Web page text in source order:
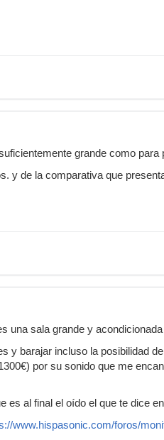
grande como para
y de la comparativa que
una sala grande y
y barajar incluso la posibilidad
por su sonido que me
es al final el oído el que te dice
www.hispasonic.com/foros/